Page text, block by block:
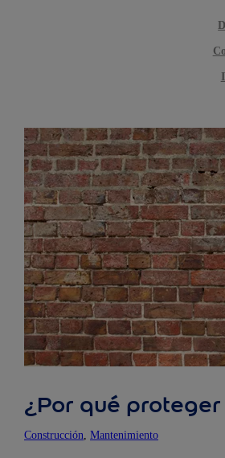
¿Por qué
Construcción Mantenimiento